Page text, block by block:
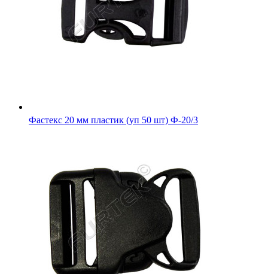
Фастекс 20 мм пластик (уп 50 шт) Ф-20/3